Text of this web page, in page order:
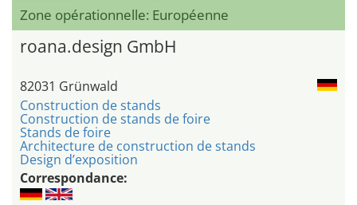
Zone opérationnelle: Européenne
roana.design GmbH
82031 Grünwald
Construction de stands
Construction de stands de foire
Stands de foire
Architecture de construction de stands
Design d’exposition
Correspondance: